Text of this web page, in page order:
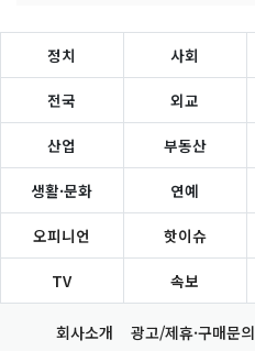
정치 사회
전국 외교
산업 부동산
생활·문화 연예
오피니언 핫이슈
TV 속보
회사소개 광고/제휴·구매문의